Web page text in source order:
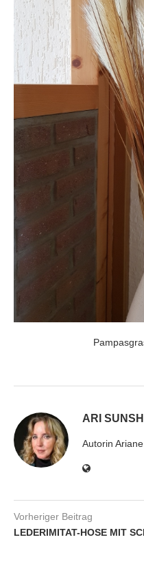
ARI
Autorin
Vorheriger Beitrag
LEDERIMITAT-HOSE MIT